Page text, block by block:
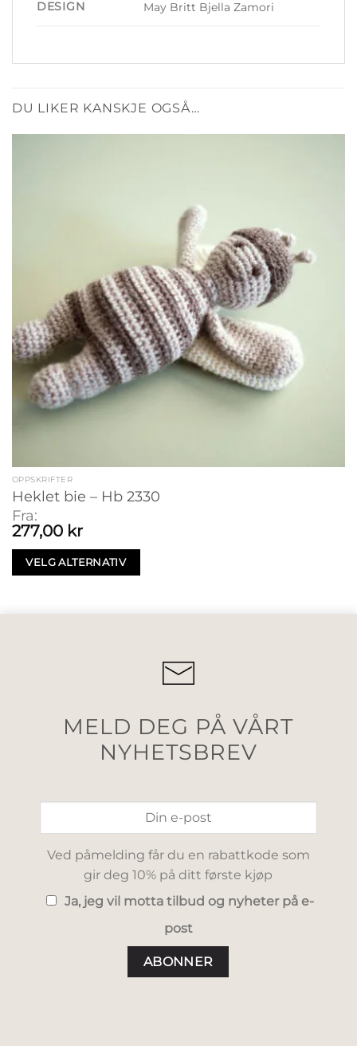
DESIGN May Britt Bjella Zamori
DU LIKER KANSKJE OGSÅ…
OPPSKRIFTER
Heklet bie – Hb 2330
Fra:
277,00 kr
VELG ALTERNATIV
MELD DEG PÅ VÅRT
NYHETSBREV
Ved påmelding får du en rabattkode som
gir deg 10% på ditt første kjøp
Ja, jeg vil motta tilbud og nyheter på e-
post